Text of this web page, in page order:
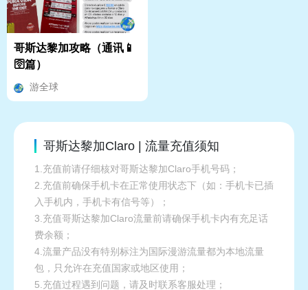
哥斯达黎加攻略（通讯📱
🛜篇）
游全球
哥斯达黎加Claro | 流量充值须知
1.充值前请仔细核对哥斯达黎加Claro手机号码；
2.充值前确保手机卡在正常使用状态下（如：手机卡已插
入手机内，手机卡有信号等）；
3.充值哥斯达黎加Claro流量前请确保手机卡内有充足话
费余额；
4.流量产品没有特别标注为国际漫游流量都为本地流量
包，只允许在充值国家或地区使用；
5.充值过程遇到问题，请及时联系客服处理；